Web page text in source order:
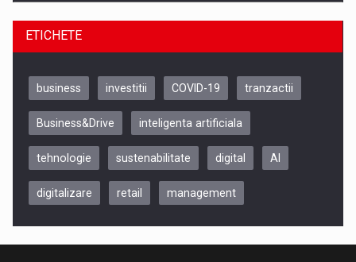
Be Inspired. Make it Happen!, CLUJ, 9 Decembrie
ETICHETE
business investitii COVID-19 tranzactii
Business&Drive inteligenta artificiala
tehnologie sustenabilitate digital AI
digitalizare retail management